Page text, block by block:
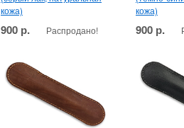
кожа)
900 р. Распродано!
кожа)
900 р.